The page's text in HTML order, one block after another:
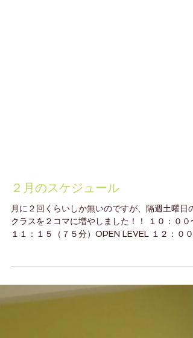
２月のスケジュール
月に２回くらいしか無いのですが、隔週土曜日の
クラスを２コマに増やしました！！ １０：００
１１：１５（７５分）OPEN LEVEL １２：００